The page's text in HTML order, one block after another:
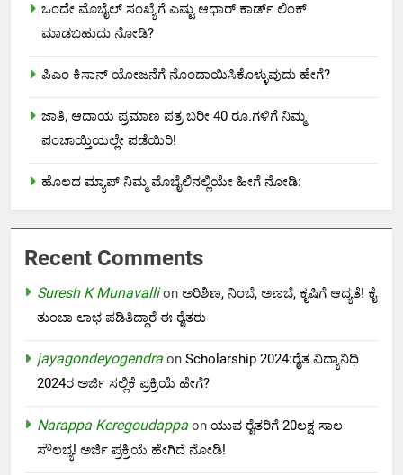
ಒಂದೇ ಮೊಬೈಲ್ ಸಂಖ್ಯೆಗೆ ಎಷ್ಟು ಆಧಾರ್ ಕಾರ್ಡ್ ಲಿಂಕ್
ಮಾಡಬಹುದು ನೋಡಿ?
ಪಿಎಂ ಕಿಸಾನ್ ಯೋಜನೆಗೆ ನೊಂದಾಯಿಸಿಕೊಳ್ಳುವುದು ಹೇಗೆ?
ಜಾತಿ, ಆದಾಯ ಪ್ರಮಾಣ ಪತ್ರ ಬರೀ 40 ರೂ.ಗಳಿಗೆ ನಿಮ್ಮ
ಪಂಚಾಯ್ತಿಯಲ್ಲೇ ಪಡೆಯಿರಿ!
ಹೊಲದ ಮ್ಯಾಪ್ ನಿಮ್ಮ ಮೊಬೈಲಿನಲ್ಲಿಯೇ ಹೀಗೆ ನೋಡಿ:
Recent Comments
Suresh K Munavallion ಅರಿಶಿಣ, ನಿಂಬೆ, ಅಣಬೆ, ಕೃಷಿಗೆ ಆದ್ಯತೆ! ಕೈ
ತುಂಬಾ ಲಾಭ ಪಡಿತಿದ್ದಾರೆ ಈ ರೈತರು
jayagondeyogendra on Scholarship 2024:ರೈತ ವಿದ್ಯಾನಿಧಿ
2024ರ ಅರ್ಜಿ ಸಲ್ಲಿಕೆ ಪ್ರಕ್ರಿಯೆ ಹೇಗೆ?
Narappa Keregoudappa on ಯುವ ರೈತರಿಗೆ 20ಲಕ್ಷ ಸಾಲ
ಸೌಲಭ್ಯ! ಅರ್ಜಿ ಪ್ರಕ್ರಿಯೆ ಹೇಗಿದೆ ನೋಡಿ!